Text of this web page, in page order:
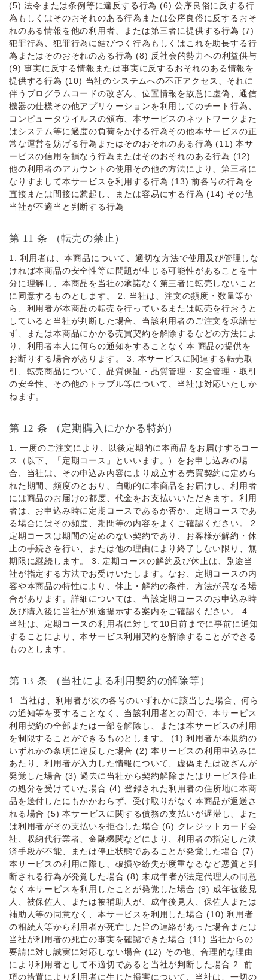
(5) 法令または条例等に違反する⾏為 (6) 公序良俗に反する⾏
為もしくはそのおそれのある⾏為または公序良俗に反するおそ
れのある情報を他の利⽤者、または第三者に提供する⾏為 (7)
犯罪⾏為、犯罪⾏為に結びつく⾏為もしくはこれを助⻑する⾏
為またはそのおそれのある⾏為 (8) 反社会的勢⼒への利益供与
(9) 事実に反する情報または事実に反するおそれのある情報を
提供する⾏為 (10) 当社のシステムへの不正アクセス、それに
伴うプログラムコードの改ざん、位置情報を故意に虚偽、通信
機器の仕様その他アプリケーションを利⽤してのチート⾏為、
コンピュータウイルスの頒布、本サービスのネットワークまた
はシステム等に過度の負荷をかける⾏為その他本サービスの正
常な運営を妨げる⾏為またはそのおそれのある⾏為 (11) 本サ
ービスの信⽤を損なう⾏為またはそのおそれのある⾏為 (12)
他の利⽤者のアカウントの使⽤その他の⽅法により、第三者に
なりすまして本サービスを利⽤する⾏為 (13) 前各号の⾏為を
直接または間接に惹起し、または容易にする⾏為 (14) その他
当社が不適当と判断する⾏為
第 11 条 （転売の禁⽌）
1. 利⽤者は、本商品について、適切な⽅法で使⽤及び管理しな
ければ本商品の安全性等に問題が⽣じる可能性があることを⼗
分に理解し、本商品を当社の承諾なく第三者に転売しないこと
に同意するものとします。 2. 当社は、注⽂の頻度・数量等か
ら、利⽤者が本商品の転売を⾏っているまたは転売を⾏おうと
していると当社が判断した場合、当該利⽤者のご注⽂を承諾せ
ず、または本商品にかかる売買契約を解除するなどの⽅法によ
り、利⽤者本⼈に何らの通知をすることなく本 商品の提供を
お断りする場合があります。 3. 本サービスに関連する転売取
引、転売商品について、品質保証・品質管理・安全管理・取引
の安全性、その他のトラブル等について、当社は対応いたしか
ねます。
第 12 条 （定期購⼊にかかる特約）
1. ⼀度のご注⽂により、以後定期的に本商品をお届けするコー
ス（以下、「定期コース」といいます。）をお申し込みの場
合、当社は、その申込み内容により成⽴する売買契約に定めら
れた期間、頻度のとおり、⾃動的に本商品をお届けし、利⽤者
には商品のお届けの都度、代⾦をお⽀払いいただきます。利⽤
者は、お申込み時に定期コースであるか否か、定期コースであ
る場合にはその頻度、期間等の内容をよくご確認ください。 2.
定期コースは期間の定めのない契約であり、お客様が解約・休
⽌の⼿続きを⾏い、または他の理由により終了しない限り、無
期限に継続します。 3. 定期コースの解約及び休⽌は、別途当
社が指定する⽅法でお受けいたします。なお、定期コースの内
容や本商品の特性により、休⽌・解約の条件、⽅法が異なる場
合があります。詳細については、当該定期コースのお申込み時
及び購⼊後に当社が別途提⽰する案内をご確認ください。 4.
当社は、定期コースの利⽤者に対して10⽇前までに事前に通知
することにより、本サービス利⽤契約を解除することができる
ものとします。
第 13 条 （当社による利⽤契約の解除等）
1. 当社は、利⽤者が次の各号のいずれかに該当した場合、何ら
の通知等を要することなく、当該利⽤者との間で、本サービス
利⽤契約の全部または⼀部を解除し、または本サービスの利⽤
を制限することができるものとします。 (1) 利⽤者が本規約の
いずれかの条項に違反した場合 (2) 本サービスの利⽤申込みに
あたり、利⽤者が⼊⼒した情報について、虚偽または改ざんが
発覚した場合 (3) 過去に当社から契約解除またはサービス停⽌
の処分を受けていた場合 (4) 登録された利⽤者の住所地に本商
品を送付したにもかかわらず、受け取りがなく本商品が返送さ
れる場合 (5) 本サービスに関する債務の⽀払いが遅滞し、また
は利⽤者がその⽀払いを拒否した場合 (6) クレジットカード会
社、収納代⾏業者、⾦融機関などにより、利⽤者の指定した決
済⼿段が不能、または停⽌状態であることが発覚した場合 (7)
本サービスの利⽤に際し、破損や紛失が度重なるなど悪質と判
断される⾏為が発覚した場合 (8) 未成年者が法定代理⼈の同意
なく本サービスを利⽤したことが発覚した場合 (9) 成年被後⾒
⼈、被保佐⼈、または被補助⼈が、成年後⾒⼈、保佐⼈または
補助⼈等の同意なく、本サービスを利⽤した場合 (10) 利⽤者
の相続⼈等から利⽤者が死亡した旨の連絡があった場合または
当社が利⽤者の死亡の事実を確認できた場合 (11) 当社からの
要請に対し誠実に対応しない場合 (12) その他、合理的な理由
により利⽤者として不適切であると当社が判断した場合 2. 前
項の措置により利⽤者に⽣じた損害について、当社は、⼀切の